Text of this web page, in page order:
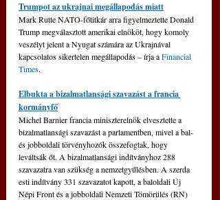
Trumpot az ukrajnai megállapodás miatt
Mark Rutte NATO-főtitkár arra figyelmeztette Donald
Trump megválasztott amerikai elnököt, hogy komoly
veszélyt jelent a Nyugat számára az Ukrajnával
kapcsolatos sikertelen megállapodás – írja a Financial
Times.
Elbukta a bizalmatlansági szavazást a francia
kormányfő
Michel Barnier francia miniszterelnök elvesztette a
bizalmatlansági szavazást a parlamentben, mivel a bal-
és jobboldali törvényhozók összefogtak, hogy
leváltsák őt. A bizalmatlansági indítványhoz 288
szavazatra van szükség a nemzetgyűlésben. A szerda
esti indítvány 331 szavazatot kapott, a baloldali Új
Népi Front és a jobboldali Nemzeti Tömörülés (RN)